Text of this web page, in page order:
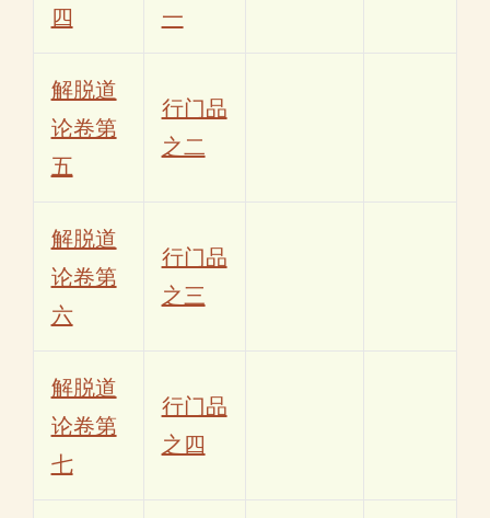
四
一
解脱道
论卷第
五
行门品
之二
解脱道
论卷第
六
行门品
之三
解脱道
论卷第
七
行门品
之四